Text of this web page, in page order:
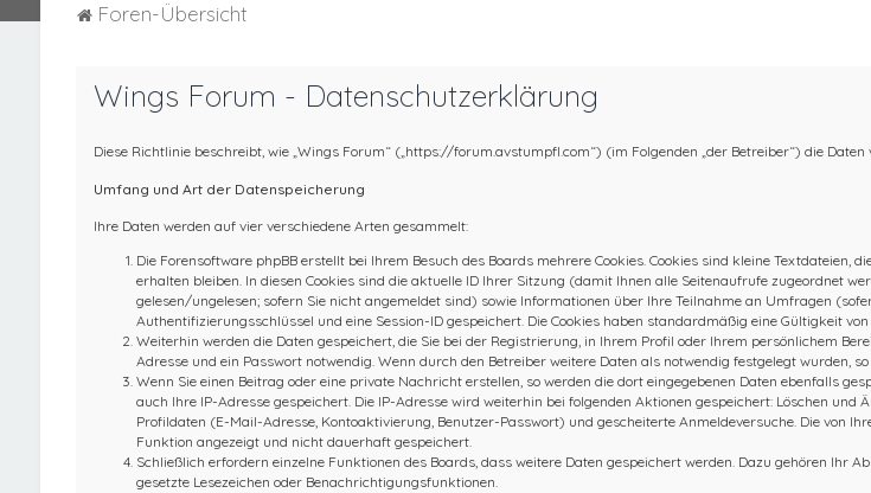
Foren-Übersicht
Wings Forum - Datenschutzerklärung
Diese Richtlinie beschreibt, wie „Wings Forum“ („https://forum.avstumpfl.com“) (im Folgenden „der Betreiber“) die
Umfang und Art der Datenspeicherung
Ihre Daten werden auf vier verschiedene Arten gesammelt:
Die Forensoftware phpBB erstellt bei Ihrem Besuch des Boards mehrere Cookies. Cookies sind kleine
erhalten bleiben. In diesen Cookies sind die aktuelle ID Ihrer Sitzung (damit Ihnen alle Seitenaufrufe zugeordnet
gelesen/ungelesen; sofern Sie nicht angemeldet sind) sowie Informationen über Ihre Teilnahme an Umfragen
Authentifizierungsschlüssel und eine Session-ID gespeichert. Die Cookies haben standardmäßig eine Gültigkeit
Weiterhin werden die Daten gespeichert, die Sie bei der Registrierung, in Ihrem Profil oder Ihrem persönlichem
Adresse und ein Passwort notwendig. Wenn durch den Betreiber weitere Daten als notwendig festgelegt wurden,
Wenn Sie einen Beitrag oder eine private Nachricht erstellen, so werden die dort eingegebenen Daten ebenfalls
auch Ihre IP-Adresse gespeichert. Die IP-Adresse wird weiterhin bei folgenden Aktionen gespeichert: Löschen
Profildaten (E-Mail-Adresse, Kontoaktivierung, Benutzer-Passwort) und gescheiterte Anmeldeversuche. Die von
Funktion angezeigt und nicht dauerhaft gespeichert.
Schließlich erfordern einzelne Funktionen des Boards, dass weitere Daten gespeichert werden. Dazu gehören Ihr
gesetzte Lesezeichen oder Benachrichtigungsfunktionen.